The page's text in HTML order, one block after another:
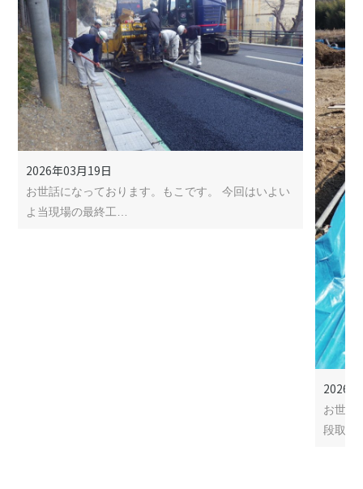
2026年03月19日
お世話になっております。もこです。 今回はいよい
よ当現場の最終工…
2026
お世話
段取り